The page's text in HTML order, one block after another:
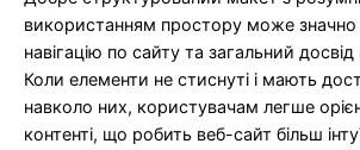
використанням простору може
навігацію по сайту та загальний
Коли елементи не стиснуті і мають
навколо них, користувачам легше
контенті, що робить веб-сайт більш